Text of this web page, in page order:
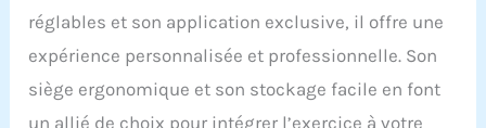
réglables et son application exclusive, il offre une
expérience personnalisée et professionnelle. Son
siège ergonomique et son stockage facile en font
un allié de choix pour intégrer l’exercice à votre